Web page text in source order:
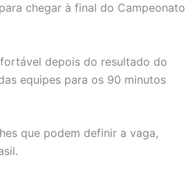
chegar à final do Campeonato
depois do resultado do
equipes para os 90 minutos
que podem definir a vaga,